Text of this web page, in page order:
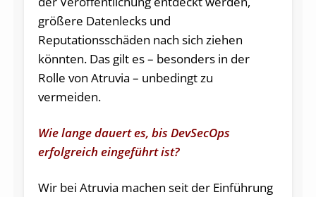
größere Datenlecks und
Reputationsschäden nach sich ziehen
könnten. Das gilt es – besonders in der
Rolle von Atruvia – unbedingt zu
vermeiden.
Wie lange dauert es, bis DevSecOps
erfolgreich eingeführt ist?
Wir bei Atruvia machen seit der Einführung